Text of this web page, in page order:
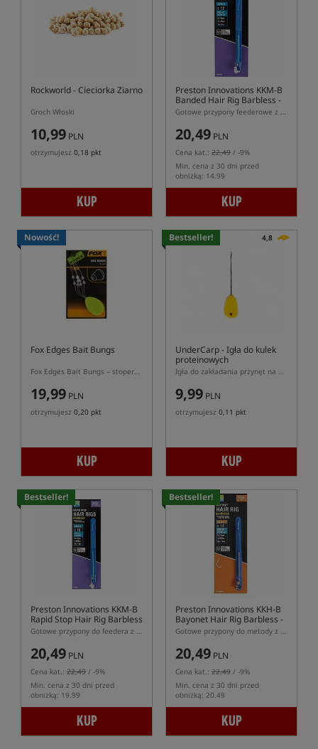
Rockworld- Cieciorka Ziarno
Groch Włoski
10,99 PLN
otrzymujesz 0,18 pkt
KUP
Preston Innovations KKM-B
Banded Hair Rig Barbless -
10cm
Gotowe przypony feederowe z włosem - gumka, hak bezzadziorowy
20,49 PLN
Cena kat.: 22,49 / -9%
Min. cena z 30 dni przed
obniżką: 14.99
KUP
Nowość!
Fox Edges Bait Bungs
Fox Edges Bait Bungs – stopery do przynęt na włos 10 szt.
19,99 PLN
otrzymujesz 0,20 pkt
KUP
Bestseller! 4,8
UnderCarp- Igła do kulek
proteinowych
Igła do zakładania przynęt na włos
9,99 PLN
otrzymujesz 0,11 pkt
KUP
Bestseller!
Preston Innovations KKM-B
Rapid Stop Hair Rig Barbless
- 10cm
Gotowe przypony do feedera z włosem - stoper Rapid Stop, hak bezzadziorowy
20,49 PLN
Cena kat.: 22,49 / -9%
Min. cena z 30 dni przed
obniżką: 19.99
KUP
Bestseller!
Preston Innovations KKH-B
Bayonet Hair Rig Barbless -
10cm
Gotowe przypony do metody z włosem - bagnet, hak bezzadziorowy
20,49 PLN
Cena kat.: 22,49 / -9%
Min. cena z 30 dni przed
obniżką: 20.49
KUP